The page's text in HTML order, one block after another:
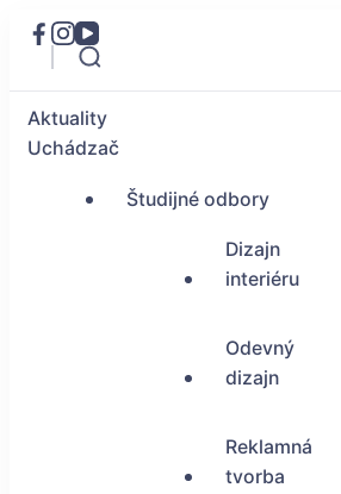
Aktuality
Uchádzač
Študijné odbory
Dizajn
interiéru
Odevný
dizajn
Reklamná
tvorba